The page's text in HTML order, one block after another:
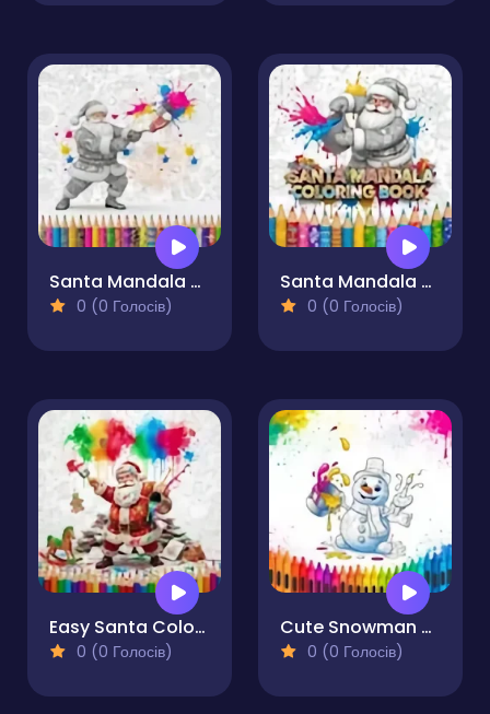
Santa Mandala Coloring Pages
0 (0 Голосів)
Santa Mandala Coloring Book
0 (0 Голосів)
Easy Santa Coloring Pages
0 (0 Голосів)
Cute Snowman Coloring Pages
0 (0 Голосів)